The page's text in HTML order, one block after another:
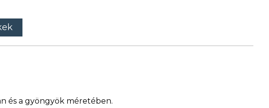
és a gyöngyök méretében.